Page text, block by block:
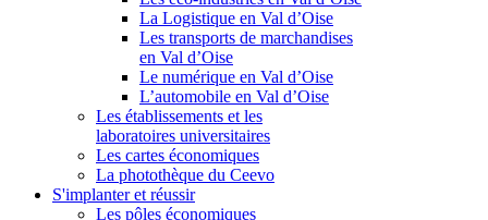
La Logistique en Val d’Oise
Les transports de marchandises
en Val d’Oise
Le numérique en Val d’Oise
L’automobile en Val d’Oise
Les établissements et les
laboratoires universitaires
Les cartes économiques
La photothèque du Ceevo
S'implanter et réussir
Les pôles économiques